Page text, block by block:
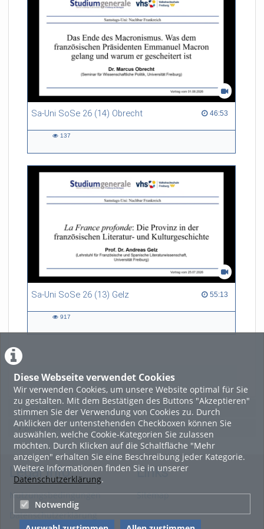
Diese Webseite verwendet Cookies
Wir verwenden Cookies, um unsere Website optimal für Sie
zu gestalten. Mit dem Bestätigen des Buttons "Akzeptieren"
stimmen Sie der Verwendung von Cookies zu. Durch
Anklicken der untenstehenden Checkboxen können Sie
auswählen, welche Cookie-Kategorien Sie zulassen
möchten. Durch Klicken auf die Schaltfläche "Mehr
anzeigen" erhalten Sie eine Beschreibung jeder Kategorie.
Weitere Informationen finden Sie in unserer
Datenschutzerklärung.
Notwendig
Sa-Uni SoSe 26 (14) Obrecht 46:53
46:53 duration
137
Sa-Uni SoSe 26 (13) Gelz 55:13
55:13 duration
917
LADE MEHR
Featured
Beliebtheit
Legal Info
Nutzungsbedingungen
Datenschutzerklärung
Links
Sitemap